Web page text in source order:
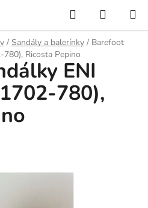
Hledat
KOŠÍK
/ Sandály a balerínky / Barefoot
Ricosta Pepino
ENI
780),